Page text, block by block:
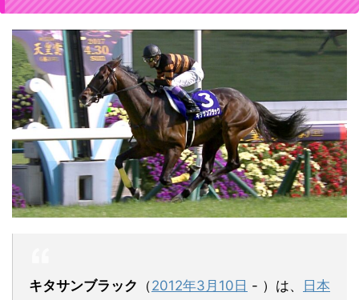
キタサンブラック （2012年3月10日 - ）は、 日本